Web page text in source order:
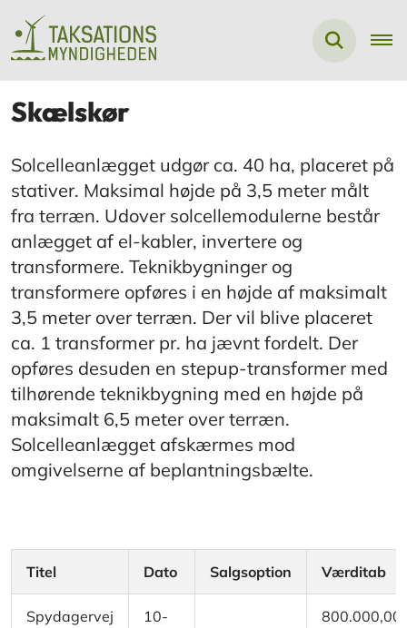
Skælskør
Solcelleanlægget udgør ca. 40 ha, placeret på
stativer. Maksimal højde på 3,5 meter målt
fra terræn. Udover solcellemodulerne består
anlægget af el-kabler, invertere og
transformere. Teknikbygninger og
transformere opføres i en højde af maksimalt
3,5 meter over terræn. Der vil blive placeret
ca. 1 transformer pr. ha jævnt fordelt. Der
opføres desuden en stepup-transformer med
tilhørende teknikbygning med en højde på
maksimalt 6,5 meter over terræn.
Solcelleanlægget afskærmes mod
omgivelserne af beplantningsbælte.
Titel Dato Salgsoption Værditab
Spydagervej
10-
800.000,00